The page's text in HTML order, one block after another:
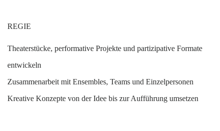
REGIE
Theaterstücke, performative Projekte und partizipative Formate
entwickeln
Zusammenarbeit mit Ensembles, Teams und Einzelpersonen
Kreative Konzepte von der Idee bis zur Aufführung umsetzen